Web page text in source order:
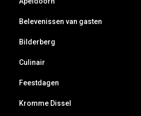
Belevenissen van gasten
Bilderberg
Culinair
Feestdagen
Kromme Dissel